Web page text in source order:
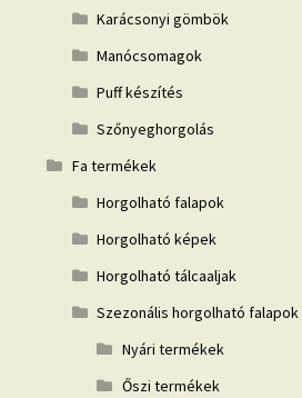
Karácsonyi gömbök
Manócsomagok
Puff készítés
Szőnyeghorgolás
Fa termékek
Horgolható falapok
Horgolható képek
Horgolható tálcaaljak
Szezonális horgolható falapok
Nyári termékek
Őszi termékek